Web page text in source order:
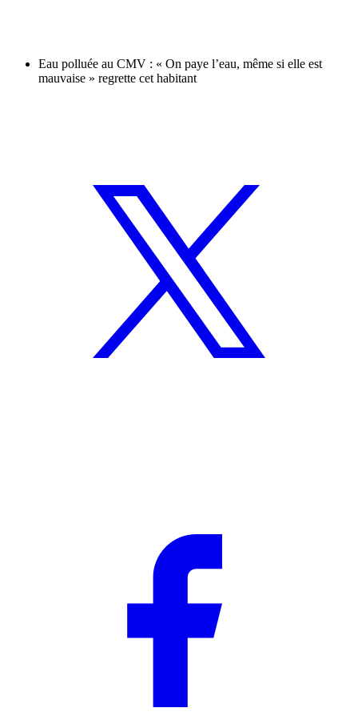
Eau polluée au CMV : « On paye l’eau, même si elle est
mauvaise » regrette cet habitant